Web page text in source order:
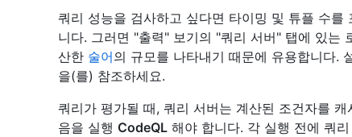
쿼리 성능을 검사하고 싶다면 타이밍 및 튜플 수
니다. 그러면 "출력" 보기의 "쿼리 서버" 탭에 있는
산한 술어의 규모를 나타내기 때문에 유용합니다.
을(를) 참조하세요.
쿼리가 평가될 때, 쿼리 서버는 계산된 조건자를
음을 실행 CodeQL 해야 합니다. 각 실행 전에 쿼